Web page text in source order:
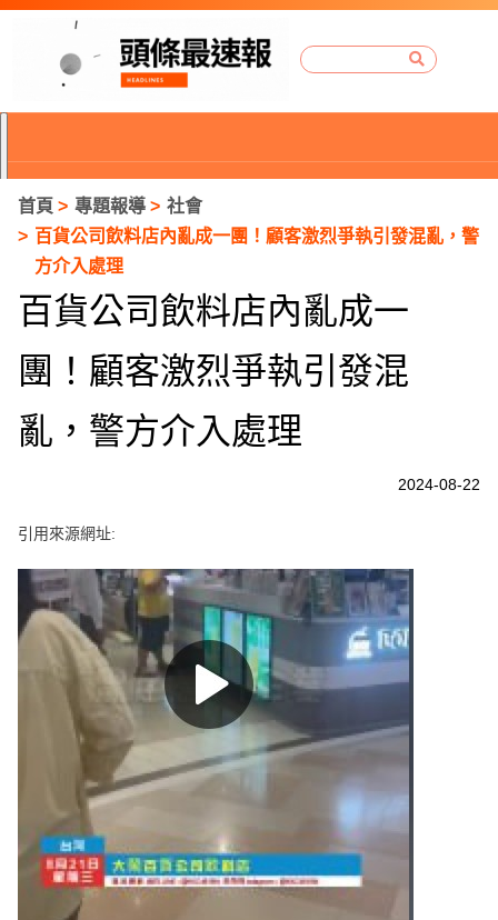
首頁 專題報導
社會
百貨公司飲料店內亂成一團！顧客激烈爭執引發混亂，警
方介入處理
百貨公司飲料店內亂成一
團！顧客激烈爭執引發混
亂，警方介入處理
2024-08-22
引用來源網址: